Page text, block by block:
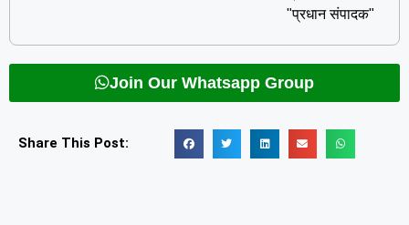
"प्रधान संपादक"
Join Our Whatsapp Group
Share This Post: